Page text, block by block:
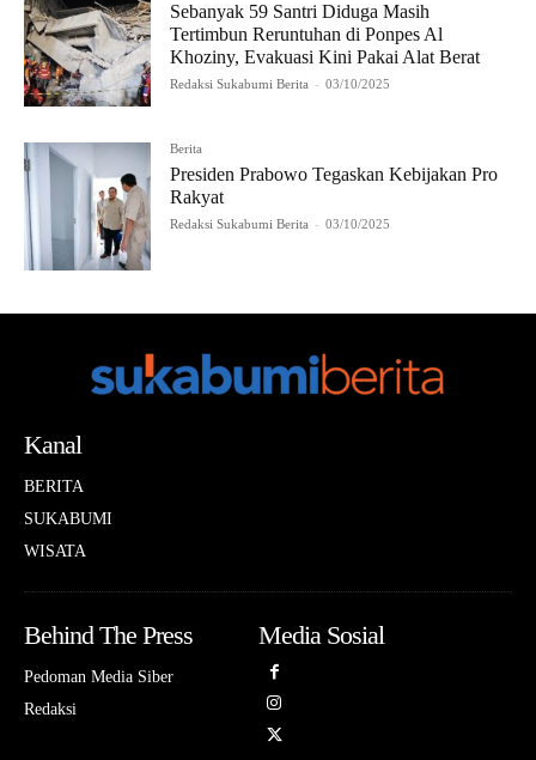
Sebanyak 59 Santri Diduga Masih
Tertimbun Reruntuhan di Ponpes Al
Khoziny, Evakuasi Kini Pakai Alat Berat
Redaksi Sukabumi Berita - 03/10/2025
Berita
Presiden Prabowo Tegaskan Kebijakan Pro
Rakyat
Redaksi Sukabumi Berita - 03/10/2025
Kanal
BERITA
SUKABUMI
WISATA
Behind The Press
Pedoman Media Siber
Redaksi
Media Sosial